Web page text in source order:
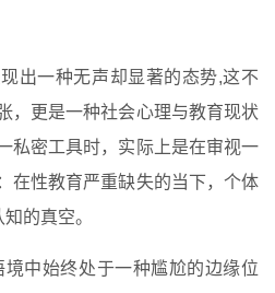
出一种无声却显著的态势,这不
，更是一种社会心理与教育现状
私密工具时，实际上是在审视一
在性教育严重缺失的当下，个体
的真空。
中始终处于一种尴尬的边缘位